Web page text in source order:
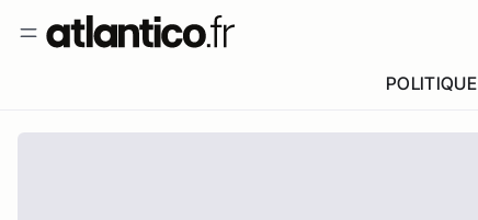
POLITIQUE